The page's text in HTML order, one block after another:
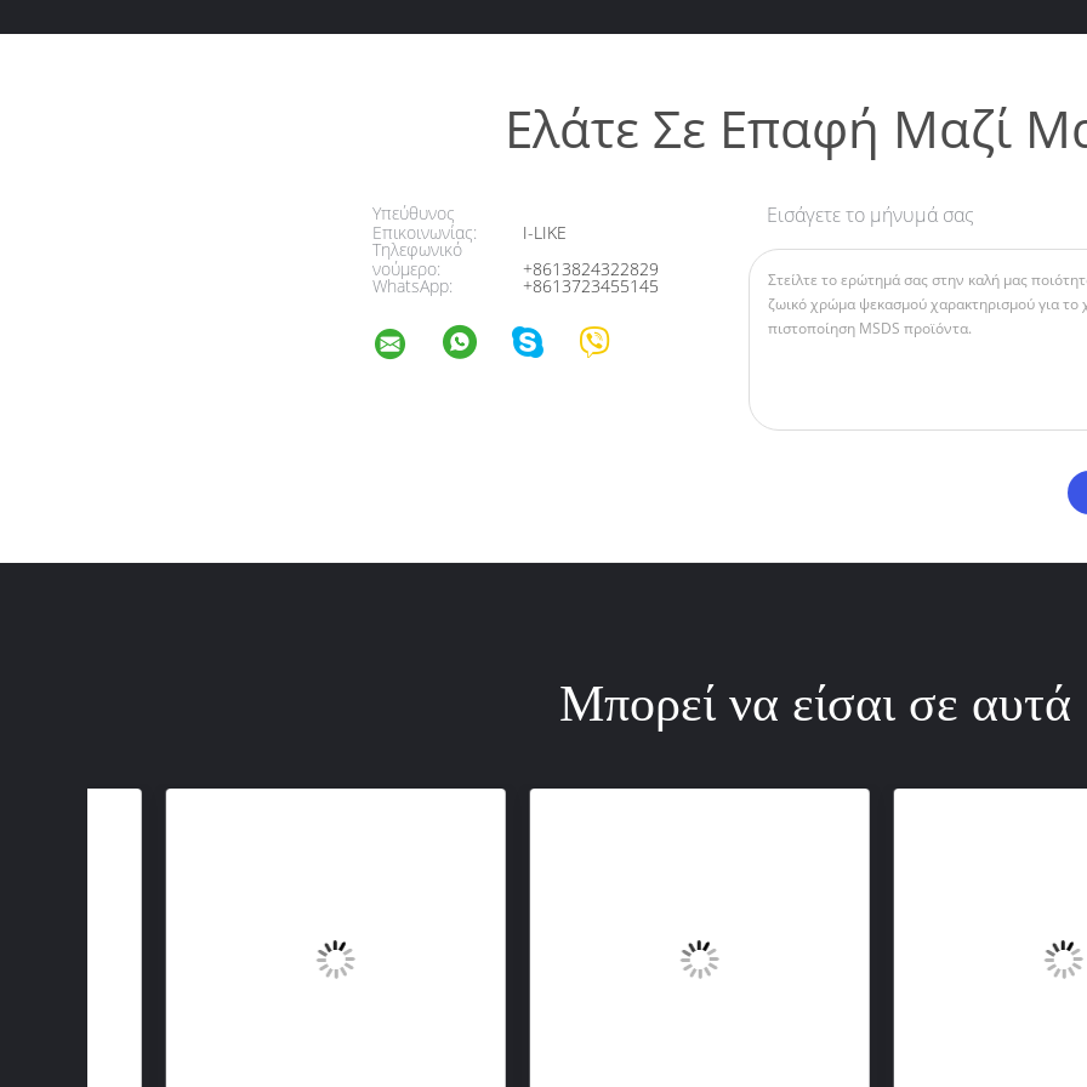
Ελάτε Σε Επαφή Μαζί
Υπεύθυνος
Επικοινωνίας:
I-LIKE
Τηλεφωνικό
νούμερο:
+8613824322829
WhatsApp: +8613723455145
Εισάγετε το μήνυμά σας
Μπορεί να είσαι σε αυτά